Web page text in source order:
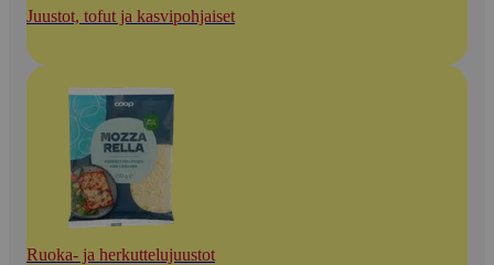
Juustot, tofut ja kasvipohjaiset
Ruoka- ja herkuttelujuustot